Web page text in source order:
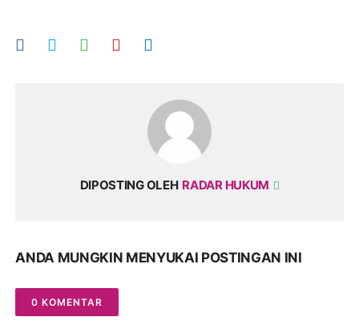
DIPOSTING OLEH RADAR HUKUM
ANDA MUNGKIN MENYUKAI POSTINGAN INI
0 KOMENTAR